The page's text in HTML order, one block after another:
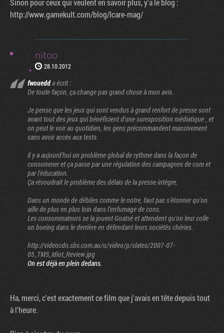
Sinon pour ceux qui veulent en savoir plus, y'a le blog :
http://www.gamekult.com/blog/Icare-mag/
nitoo
28.10.2012
fwouedda écrit :
De toute façon, ça change pas grand chose à mon avis.
Je pense que les jeux qui sont vendus à grand renfort de presse sont
avant tout des jeux qui bénéficient d'une surexposition médiatique , et
on peut le voir au quotidien, les gens précommandent massivement
sans avoir accès aux tests.
Il y a aujourd'hui un problème global de rythme dans la façon de
consommer et ça passe par une régulation des campagnes de com et
par l'éducation.
Ça résoudrait le problème des délais de la presse intégre.
Dans un monde de débiles comme le notre, faut pas s’étonner qu'on
aille de plus en plus loin dans l'enfumage de cons.
Les consommateurs se la jouent Goatsé et attendent qu'on leur colle
un boeing dans le derrière en défendant leurs sociétés chéries.
http://videocdn.sbs.com.au/u/video/p/slates/2007-07-
05_TMS_Idiot_Review.jpg
On est déjà en plein dedans.
Ha, merci, c'est exactement ce film que j'avais en tête depuis tout
à l'heure.